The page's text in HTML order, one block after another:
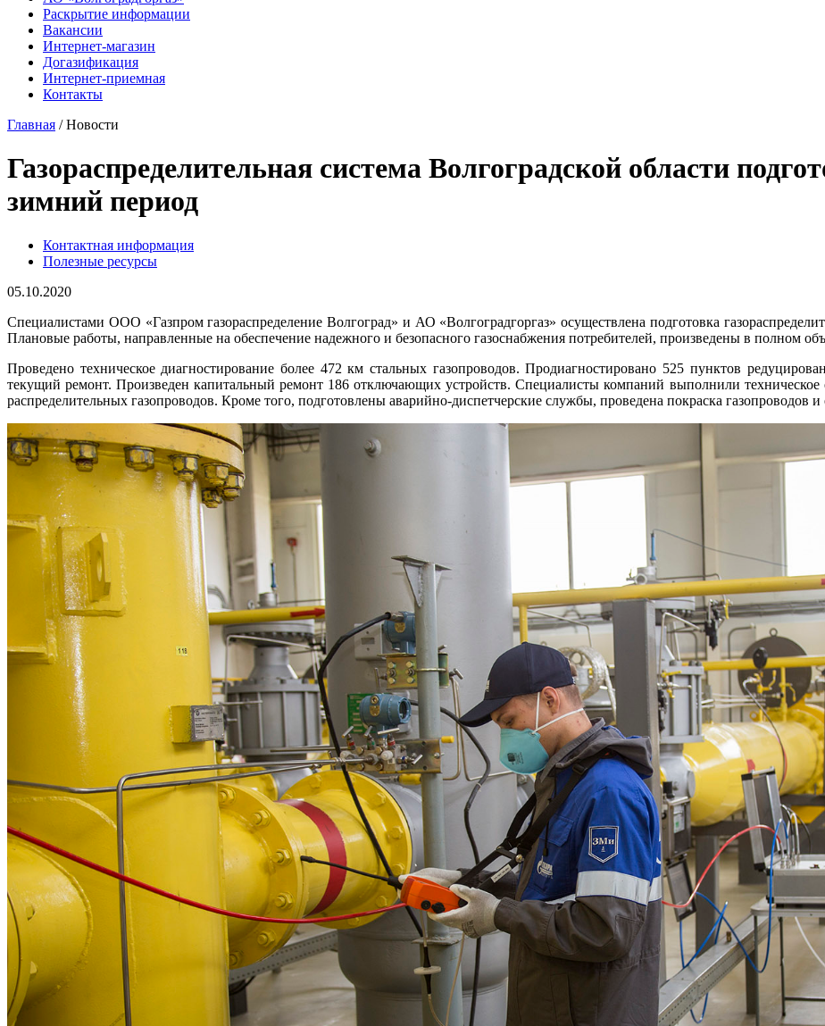
Раскрытие информации
Вакансии
Интернет-магазин
Догазификация
Интернет-приемная
Контакты
Главная / Новости
Газораспределительная система Волгоградской области
зимний период
Контактная информация
Полезные ресурсы
05.10.2020
Специалистами ООО «Газпром газораспределение Волгоград» и АО «Волгоградгоргаз» осуществлена подготовка
Плановые работы, направленные на обеспечение надежного и безопасного газоснабжения потребителей, произведены в полном
Проведено техническое диагностирование более 472 км стальных газопроводов. Продиагностировано 525 пунктов
текущий ремонт. Произведен капитальный ремонт 186 отключающих устройств. Специалисты компаний выполнили
распределительных газопроводов. Кроме того, подготовлены аварийно-диспетчерские службы, проведена покраска газопроводов